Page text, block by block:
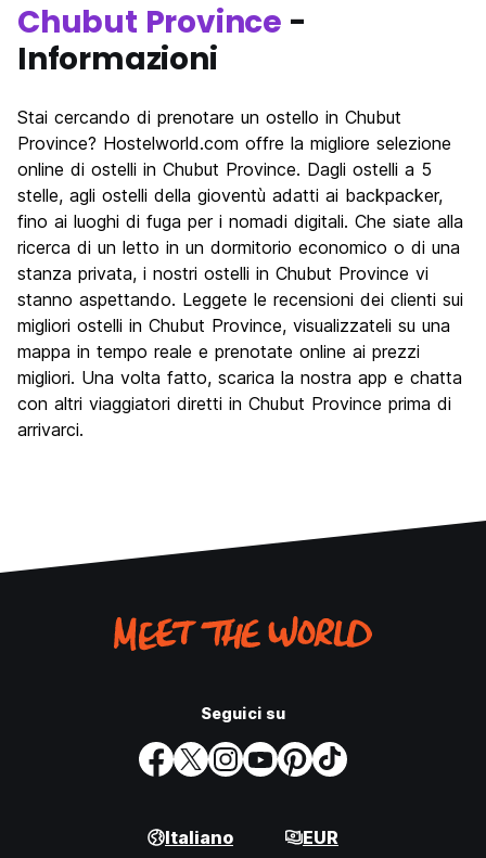
Chubut Province -
Informazioni
Stai cercando di prenotare un ostello in Chubut
Province? Hostelworld.com offre la migliore selezione
online di ostelli in Chubut Province. Dagli ostelli a 5
stelle, agli ostelli della gioventù adatti ai backpacker,
fino ai luoghi di fuga per i nomadi digitali. Che siate alla
ricerca di un letto in un dormitorio economico o di una
stanza privata, i nostri ostelli in Chubut Province vi
stanno aspettando. Leggete le recensioni dei clienti sui
migliori ostelli in Chubut Province, visualizzateli su una
mappa in tempo reale e prenotate online ai prezzi
migliori. Una volta fatto, scarica la nostra app e chatta
con altri viaggiatori diretti in Chubut Province prima di
arrivarci.
Seguici su
Italiano EUR